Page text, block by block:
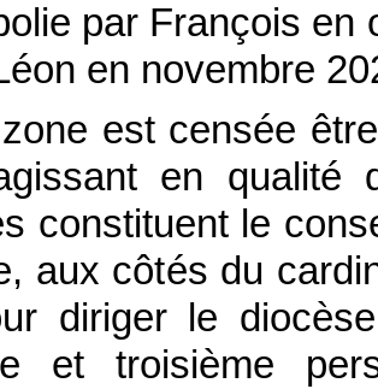
par François en
en novembre
est censée
en qualité
constituent le
aux côtés du
diriger le
et troisième